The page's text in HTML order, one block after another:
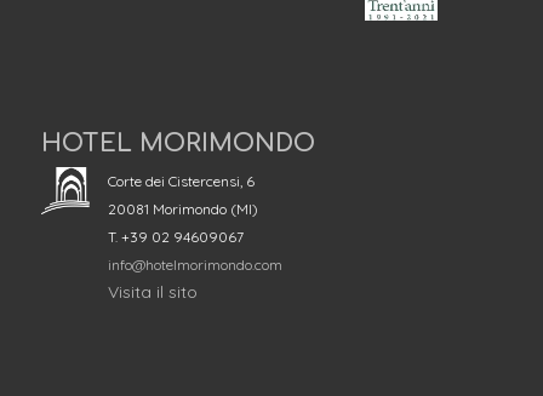
HOTEL MORIMONDO
Corte dei Cistercensi, 6
20081 Morimondo (MI)
T. +39 02 94609067
info@hotelmorimondo.com
Visita il sito